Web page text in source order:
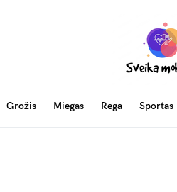
Grožis Miegas Rega Sportas